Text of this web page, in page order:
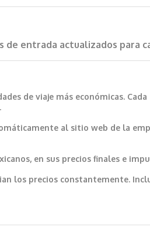
de entrada actualizados para
de viaje más económicas.
al sitio web de la
en sus precios finales e
los precios constantemente.